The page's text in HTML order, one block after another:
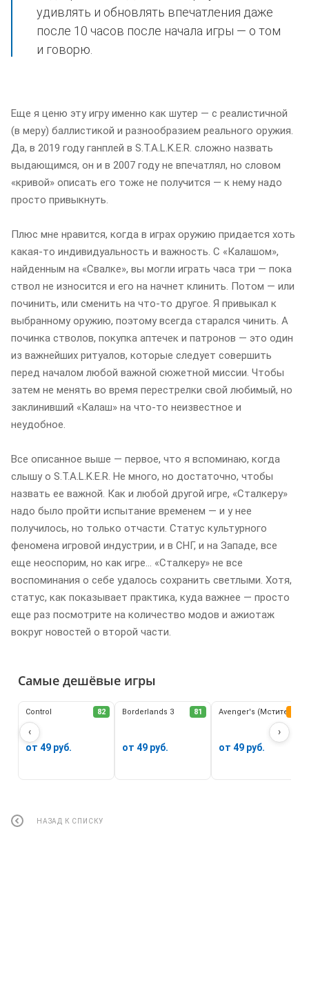
удивлять и обновлять впечатления даже
после 10 часов после начала игры — о том
и говорю.
Еще я ценю эту игру именно как шутер — с реалистичной
(в меру) баллистикой и разнообразием реального оружия.
Да, в 2019 году ганплей в S.T.A.L.K.E.R. сложно назвать
выдающимся, он и в 2007 году не впечатлял, но словом
«кривой» описать его тоже не получится — к нему надо
просто привыкнуть.
Плюс мне нравится, когда в играх оружию придается хоть
какая-то индивидуальность и важность. С «Калашом»,
найденным на «Свалке», вы могли играть часа три — пока
ствол не износится и его на начнет клинить. Потом — или
починить, или сменить на что-то другое. Я привыкал к
выбранному оружию, поэтому всегда старался чинить. А
починка стволов, покупка аптечек и патронов — это один
из важнейших ритуалов, которые следует совершить
перед началом любой важной сюжетной миссии. Чтобы
затем не менять во время перестрелки свой любимый, но
заклинивший «Калаш» на что-то неизвестное и
неудобное.
Все описанное выше — первое, что я вспоминаю, когда
слышу о S.T.A.L.K.E.R. Не много, но достаточно, чтобы
назвать ее важной. Как и любой другой игре, «Сталкеру»
надо было пройти испытание временем — и у нее
получилось, но только отчасти. Статус культурного
феномена игровой индустрии, и в СНГ, и на Западе, все
еще неоспорим, но как игре… «Сталкеру» не все
воспоминания о себе удалось сохранить светлыми. Хотя,
статус, как показывает практика, куда важнее — просто
еще раз посмотрите на количество модов и ажиотаж
вокруг новостей о второй части.
Самые дешёвые игры
‹ ›
82
Control
от 49 руб.
81
Borderlands 3
от 49 руб.
Avenger's (Мстители)
от 49 руб.
НАЗАД К СПИСКУ